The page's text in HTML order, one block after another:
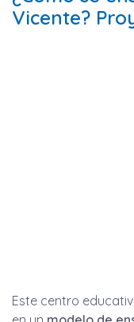
Vicente?
Este centro